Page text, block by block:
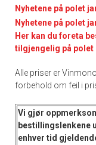
Nyhetene på polet
Nyhetene på polet
Her kan du foreta
tilgjengelig på polet
Alle priser er
forbehold om feil i
Vi gjør
bestillingslenkene
enhver tid